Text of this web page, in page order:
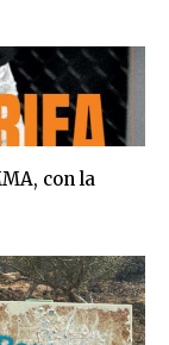
con la